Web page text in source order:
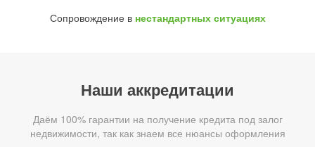
Сопровождение в нестандартных ситуациях
Наши аккредитации
Даём 100% гарантии на получение кредита под залог
недвижимости, так как знаем все нюансы оформления